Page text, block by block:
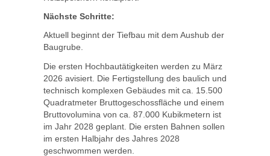
Nächste Schritte:
Aktuell beginnt der Tiefbau mit dem Aushub der
Baugrube.
Die ersten Hochbautätigkeiten werden zu März
2026 avisiert. Die Fertigstellung des baulich und
technisch komplexen Gebäudes mit ca. 15.500
Quadratmeter Bruttogeschossfläche und einem
Bruttovolumina von ca. 87.000 Kubikmetern ist
im Jahr 2028 geplant. Die ersten Bahnen sollen
im ersten Halbjahr des Jahres 2028
geschwommen werden.